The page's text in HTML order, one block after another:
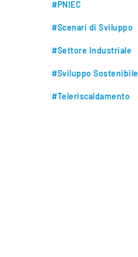
#PNIEC
#Scenari di Sviluppo
#Settore Industriale
#Sviluppo Sostenibile
#Teleriscaldamento